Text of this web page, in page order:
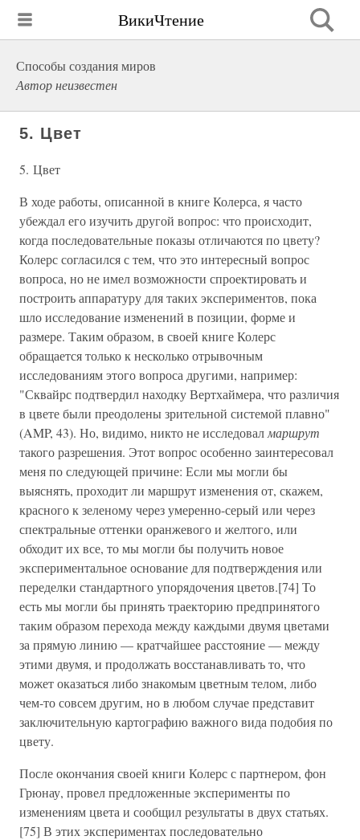
ВикиЧтение
Способы создания миров
Автор неизвестен
5. Цвет
5. Цвет
В ходе работы, описанной в книге Колерса, я часто
убеждал его изучить другой вопрос: что происходит,
когда последовательные показы отличаются по цвету?
Колерс согласился с тем, что это интересный вопрос
вопроса, но не имел возможности спроектировать и
построить аппаратуру для таких экспериментов, пока
шло исследование изменений в позиции, форме и
размере. Таким образом, в своей книге Колерс
обращается только к несколько отрывочным
исследованиям этого вопроса другими, например:
"Сквайрс подтвердил находку Вертхаймера, что различия
в цвете были преодолены зрительной системой плавно"
(AMP, 43). Но, видимо, никто не исследовал маршрут
такого разрешения. Этот вопрос особенно заинтересовал
меня по следующей причине: Если мы могли бы
выяснять, проходит ли маршрут изменения от, скажем,
красного к зеленому через умеренно-серый или через
спектральные оттенки оранжевого и желтого, или
обходит их все, то мы могли бы получить новое
экспериментальное основание для подтверждения или
переделки стандартного упорядочения цветов.[74] То
есть мы могли бы принять траекторию предпринятого
таким образом перехода между каждыми двумя цветами
за прямую линию — кратчайшее расстояние — между
этими двумя, и продолжать восстанавливать то, что
может оказаться либо знакомым цветным телом, либо
чем-то совсем другим, но в любом случае представит
заключительную картографию важного вида подобия по
цвету.
После окончания своей книги Колерс с партнером, фон
Грюнау, провел предложенные эксперименты по
изменениям цвета и сообщил результаты в двух статьях.
[75] В этих экспериментах последовательно